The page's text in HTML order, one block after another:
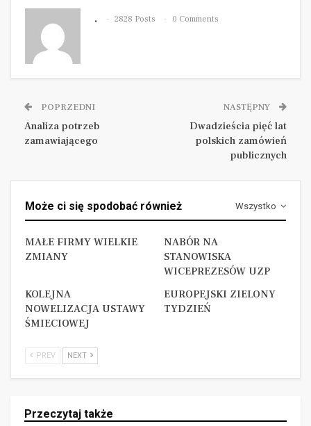
usługi.
POWIĄZANE ARTYKUŁY
NABÓR NA STANOWISKA WICEPREZESÓW UZP
.
1 Pierwsza w historii Polski ustawa została przyjęta
istniały regulacje prawne dotyczące procedur
instytucji prawa publicznego” oraz rozporządzenie
. 2828 Posts 0 Comments
POPRZEDNI
Analiza potrzeb
zamawiającego
NASTĘPNY
Dwadzieścia pięć lat
polskich zamówień
publicznych
Wszystko
Może ci się spodobać również
MAŁE FIRMY WIELKIE
ZMIANY
NABÓR NA
STANOWISKA
WICEPREZESÓW UZP
KOLEJNA
NOWELIZACJA USTAWY
ŚMIECIOWEJ
EUROPEJSKI ZIELONY
TYDZIEŃ
PREV NEXT
Przeczytaj także